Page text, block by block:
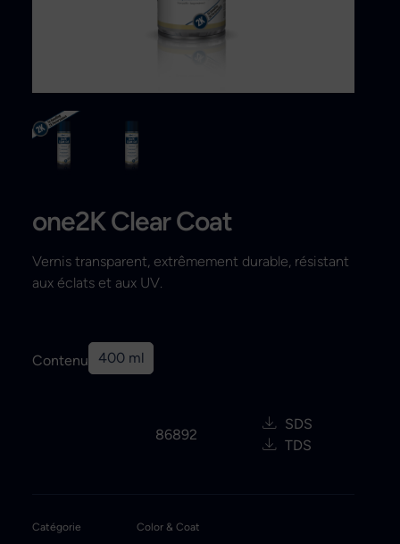
one2K Clear Coat
Vernis transparent, extrêmement durable, résistant
aux éclats et aux UV.
Contenu 400 ml
86892
SDS
TDS
Catégorie Color & Coat